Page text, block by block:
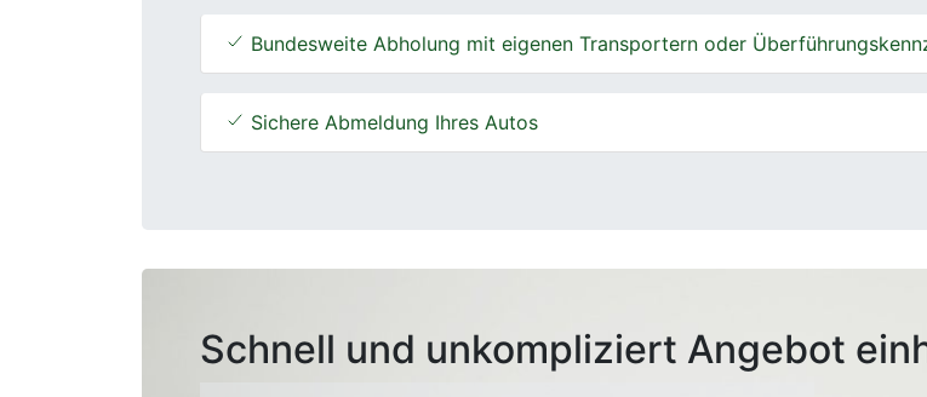
Bundesweite Abholung mit eigenen Transportern oder
Sichere Abmeldung Ihres Autos
Schnell und unkompliziert Angebot